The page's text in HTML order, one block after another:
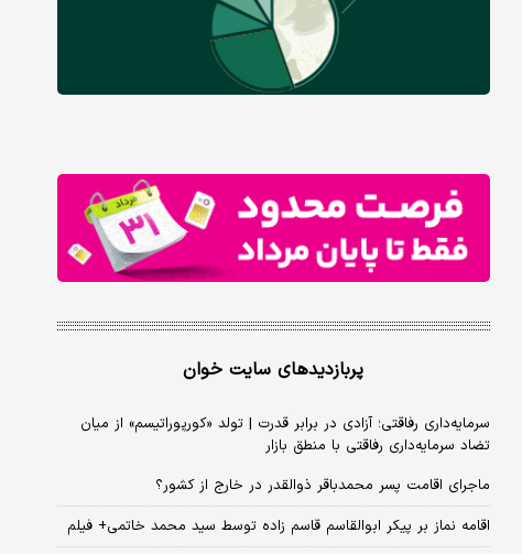
پربازدیدهای سایت خوان
سرمایه‌داری رفاقتی؛ آزادی در برابر قدرت | تولد «کورپوراتیسم» از میان
تضاد سرمایه‌داری رفاقتی با منطق بازار
ماجرای اقامت پسر محمدباقر ذوالقدر در خارج از کشور؟
اقامه نماز بر پیکر ابوالقاسم قاسم زاده توسط سید محمد خاتمی+ فیلم